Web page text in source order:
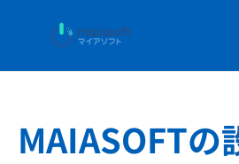
MAIASOFT